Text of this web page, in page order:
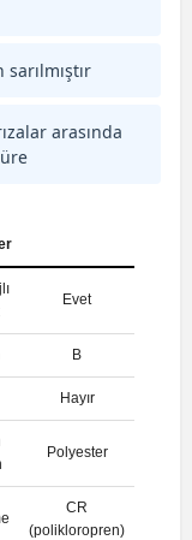
arasında
Evet
B
Hayır
Polyester
CR
(polikloropren)